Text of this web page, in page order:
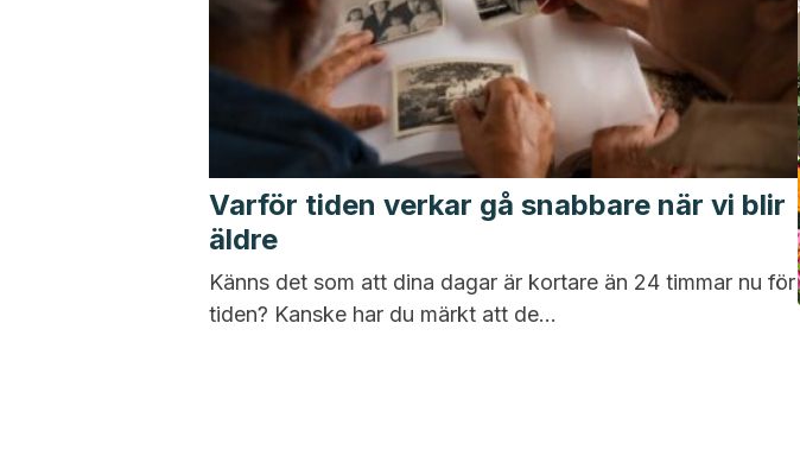
Varför tiden verkar gå snabbare när vi blir
äldre
Känns det som att dina dagar är kortare än 24 timmar nu för
tiden? Kanske har du märkt att de...